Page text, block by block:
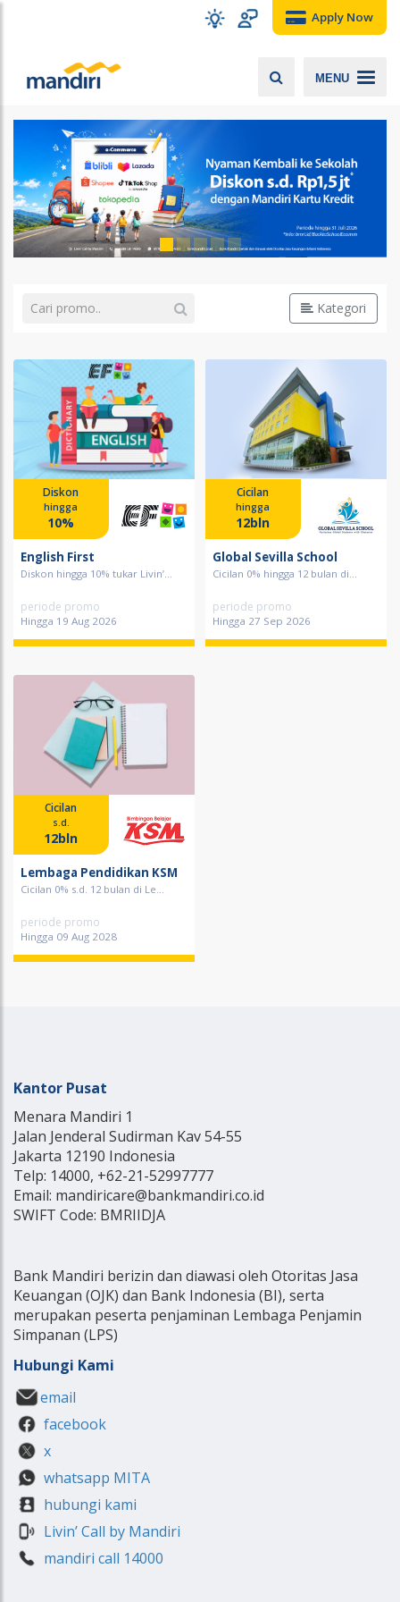
Apply Now
MENU
Kategori
Diskon
hingga
10%
English First
Diskon hingga 10% tukar Livin’...
periode promo
Hingga 19 Aug 2026
Cicilan
hingga
12bln
Global Sevilla School
Cicilan 0% hingga 12 bulan di...
periode promo
Hingga 27 Sep 2026
Cicilan
s.d.
12bln
Lembaga Pendidikan KSM
Cicilan 0% s.d. 12 bulan di Le...
periode promo
Hingga 09 Aug 2028
Kantor Pusat
Menara Mandiri 1
Jalan Jenderal Sudirman Kav 54-55
Jakarta 12190 Indonesia
Telp: 14000, +62-21-52997777
Email: mandiricare@bankmandiri.co.id
SWIFT Code: BMRIIDJA
Bank Mandiri berizin dan diawasi oleh Otoritas Jasa
Keuangan (OJK) dan Bank Indonesia (BI), serta
merupakan peserta penjaminan Lembaga Penjamin
Simpanan (LPS)
Hubungi Kami
email
facebook
x
whatsapp MITA
hubungi kami
Livin’ Call by Mandiri
mandiri call 14000